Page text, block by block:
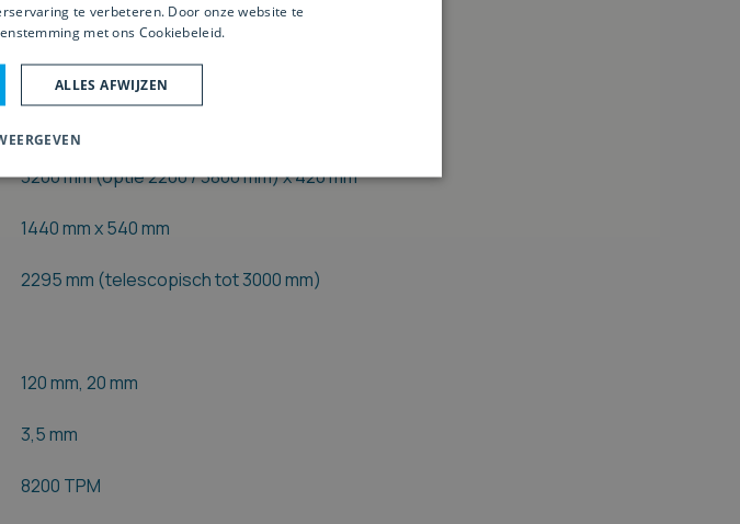
1250 mm (optie 1500 mm)
3500 mm (optie 2500 / 4100 mm)
3200 mm (optie 2200 / 3800 mm) x 420 mm
1440 mm x 540 mm
2295 mm (telescopisch tot 3000 mm)
120 mm, 20 mm
3,5 mm
8200 TPM
te verbeteren. Door onze website te
met ons Cookiebeleid.
ALLES AFWIJZEN